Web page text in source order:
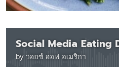
เรียนรู้ภาษาอังกฤษ
ติดตามเรา
Social Media Eating
by วอยซ์ ออฟ อเมริกา
No media source